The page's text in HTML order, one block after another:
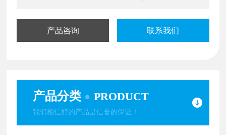
产品咨询 联系我们
产品分类 PRODUCT
我们相信好的产品是信誉的保证！